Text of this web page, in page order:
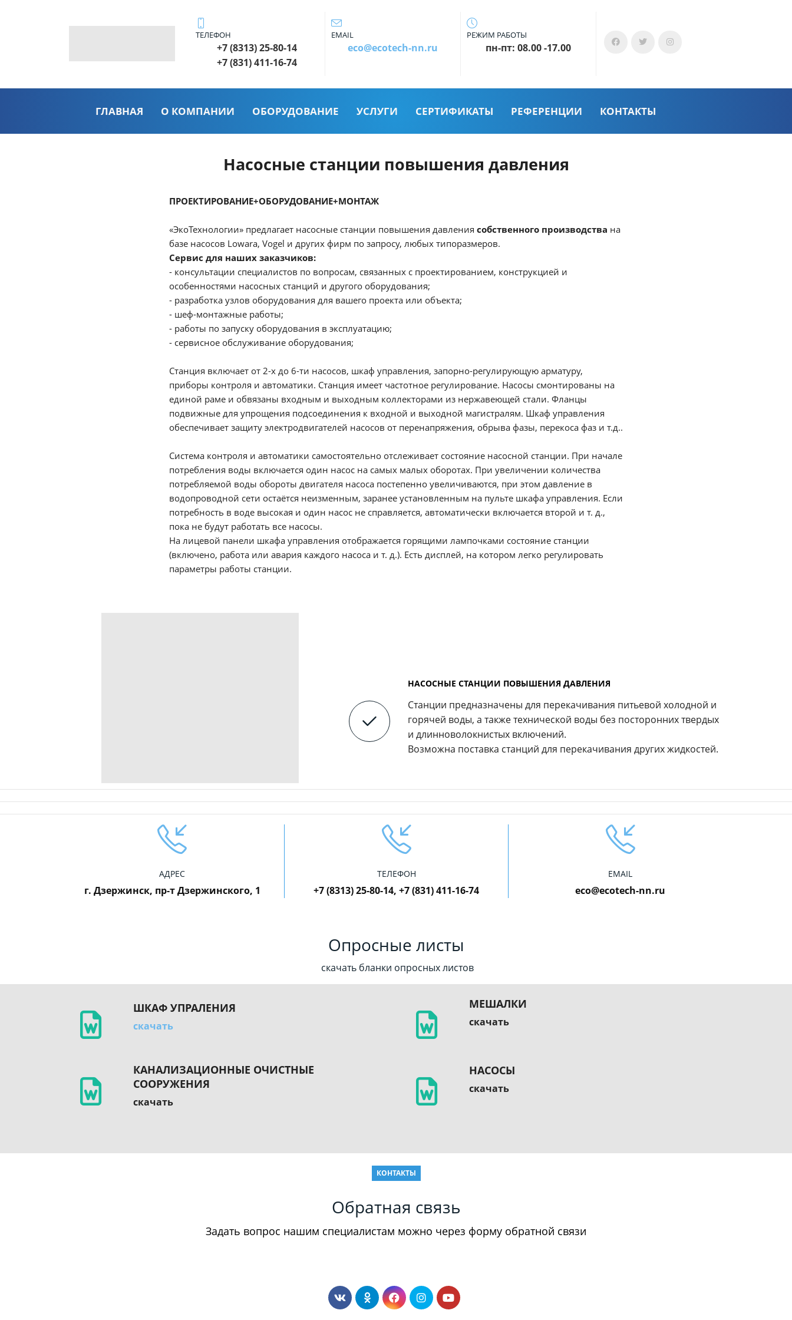
ТЕЛЕФОН
+7 (8313) 25-80-14
+7 (831) 411-16-74
EMAIL
eco@ecotech-nn.ru
РЕЖИМ РАБОТЫ
пн-пт: 08.00 -17.00
ГЛАВНАЯ О КОМПАНИИ ОБОРУДОВАНИЕ УСЛУГИ СЕРТИФИКАТЫ РЕФЕРЕНЦИИ КОНТАКТЫ
Насосные станции повышения давления
ПРОЕКТИРОВАНИЕ+ОБОРУДОВАНИЕ+МОНТАЖ
«ЭкоТехнологии» предлагает насосные станции повышения давления собственного производства на
базе насосов Lowara, Vogel и других фирм по запросу, любых типоразмеров.
Сервис для наших заказчиков:
- консультации специалистов по вопросам, связанных с проектированием, конструкцией и
особенностями насосных станций и другого оборудования;
- разработка узлов оборудования для вашего проекта или объекта;
- шеф-монтажные работы;
- работы по запуску оборудования в эксплуатацию;
- сервисное обслуживание оборудования;
Станция включает от 2-х до 6-ти насосов, шкаф управления, запорно-регулирующую арматуру,
приборы контроля и автоматики. Станция имеет частотное регулирование. Насосы смонтированы на
единой раме и обвязаны входным и выходным коллекторами из нержавеющей стали. Фланцы
подвижные для упрощения подсоединения к входной и выходной магистралям. Шкаф управления
обеспечивает защиту электродвигателей насосов от перенапряжения, обрыва фазы, перекоса фаз и т.д..
Система контроля и автоматики самостоятельно отслеживает состояние насосной станции. При начале
потребления воды включается один насос на самых малых оборотах. При увеличении количества
потребляемой воды обороты двигателя насоса постепенно увеличиваются, при этом давление в
водопроводной сети остаётся неизменным, заранее установленным на пульте шкафа управления. Если
потребность в воде высокая и один насос не справляется, автоматически включается второй и т. д.,
пока не будут работать все насосы.
На лицевой панели шкафа управления отображается горящими лампочками состояние станции
(включено, работа или авария каждого насоса и т. д.). Есть дисплей, на котором легко регулировать
параметры работы станции.
НАСОСНЫЕ СТАНЦИИ ПОВЫШЕНИЯ ДАВЛЕНИЯ
Станции предназначены для перекачивания питьевой холодной и
горячей воды, а также технической воды без посторонних твердых
и длинноволокнистых включений.
Возможна поставка станций для перекачивания других жидкостей.
АДРЕС
г. Дзержинск, пр-т Дзержинского, 1
ТЕЛЕФОН
+7 (8313) 25-80-14, +7 (831) 411-16-74
EMAIL
eco@ecotech-nn.ru
Опросные листы
скачать бланки опросных листов
ШКАФ УПРАЛЕНИЯ
скачать
МЕШАЛКИ
скачать
КАНАЛИЗАЦИОННЫЕ ОЧИСТНЫЕ
СООРУЖЕНИЯ
скачать
НАСОСЫ
скачать
КОНТАКТЫ
Обратная связь
Задать вопрос нашим специалистам можно через форму обратной связи